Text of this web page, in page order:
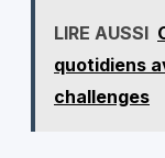
LIRE AUSSI
quotidiens
challenges